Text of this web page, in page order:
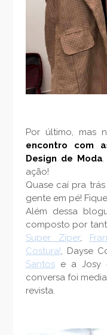
Por último, mas
encontro com
Design de Moda
ação!
Quase caí pra
gente em pé!
Além dessa
composto por
Super Zíper,
Costura!, Dayse
Santose a Josy
conversa foi
revista.